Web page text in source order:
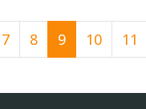
7 8 9 10 11